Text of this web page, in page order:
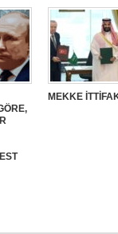
MEKKE